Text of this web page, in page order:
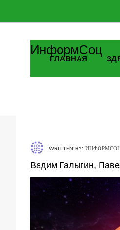
ИнформСоц
ГЛАВНАЯ
WRITTEN BY:
Вадим Галыгин,